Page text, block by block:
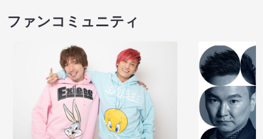
ファンコミュニティ